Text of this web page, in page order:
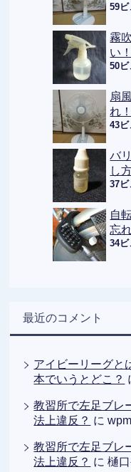
59
霧
い
50
扇
れ
43
バ
し
37
自
忘
34
最近のコメント
アイビーリーグと
本でいうとどこ？
教習所で左足ブレ
法上違反？ に
教習所で左足ブレ
法上違反？ に樋